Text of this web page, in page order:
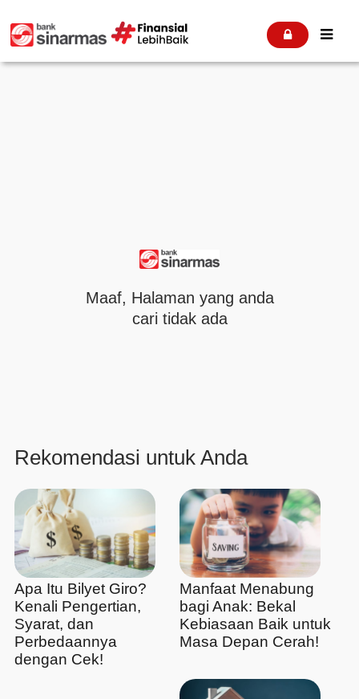
 
Maaf, Halaman yang anda
cari tidak ada
Rekomendasi untuk Anda
Apa Itu Bilyet Giro?
Kenali Pengertian,
Syarat, dan
Perbedaannya
dengan Cek!
Manfaat Menabung
bagi Anak: Bekal
Kebiasaan Baik untuk
Masa Depan Cerah!